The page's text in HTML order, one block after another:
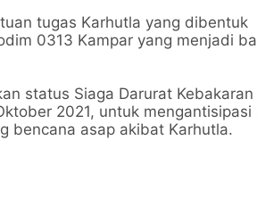
tugas Karhutla yang dibentuk
0313 Kampar yang menjadi
status Siaga Darurat
2021, untuk mengantisipasi
bencana asap akibat Karhutla.